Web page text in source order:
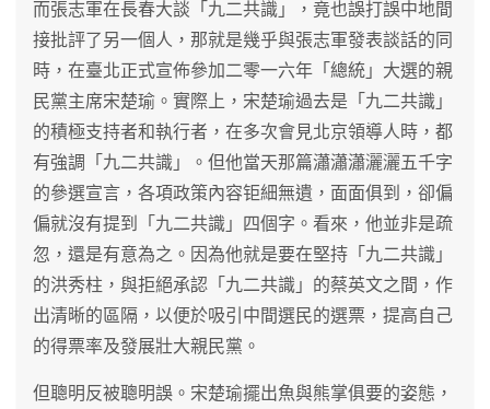
而張志軍在長春大談「九二共識」，竟也誤打誤中地間
接批評了另一個人，那就是幾乎與張志軍發表談話的同
時，在臺北正式宣佈參加二零一六年「總統」大選的親
民黨主席宋楚瑜。實際上，宋楚瑜過去是「九二共識」
的積極支持者和執行者，在多次會見北京領導人時，都
有強調「九二共識」。但他當天那篇瀟瀟瀟灑灑五千字
的參選宣言，各項政策內容钜細無遺，面面俱到，卻偏
偏就沒有提到「九二共識」四個字。看來，他並非是疏
忽，還是有意為之。因為他就是要在堅持「九二共識」
的洪秀柱，與拒絕承認「九二共識」的蔡英文之間，作
出清晰的區隔，以便於吸引中間選民的選票，提高自己
的得票率及發展壯大親民黨。
但聰明反被聰明誤。宋楚瑜擺出魚與熊掌俱要的姿態，